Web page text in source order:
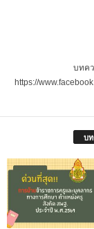
บทค
https://
บ